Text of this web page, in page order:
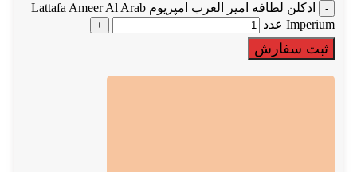
ادکلن لطافه امیر العرب امپریوم Lattafa Ameer Al Arab
Imperium عدد
ثبت سفارش